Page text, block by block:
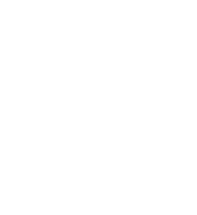
慶應義塾大学グローバルCOE
慶應義塾大学グローバルCOE